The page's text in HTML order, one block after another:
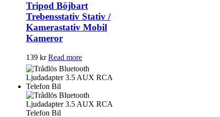
Tripod Böjbart
Trebensstativ Stativ /
Kamerastativ Mobil
Kameror
139 kr Read more